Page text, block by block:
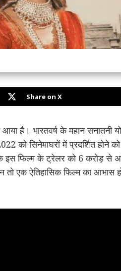
Share on X
है। भारतवर्ष के महान सनातनी
को सिनेमाघरों में प्रदर्शित होने
इस फिल्म के ट्रेलर को 6 करोड़
एक ऐतिहासिक फिल्म का आभास